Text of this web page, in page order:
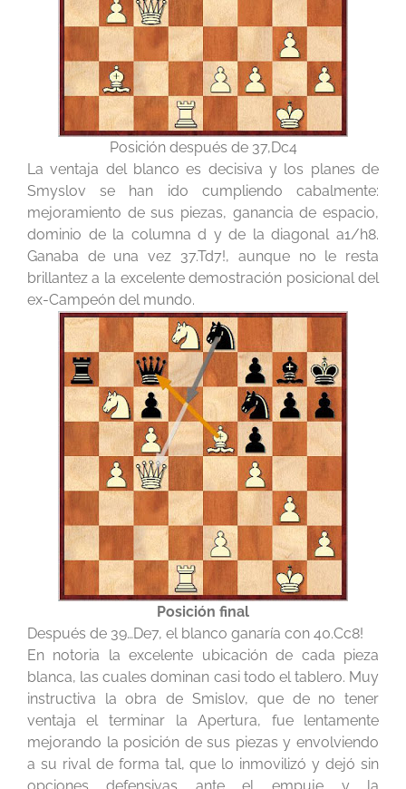
Posición después de 37,Dc4
La ventaja del blanco es decisiva y los planes de
Smyslov se han ido cumpliendo cabalmente:
mejoramiento de sus piezas, ganancia de espacio,
dominio de la columna d y de la diagonal a1/h8.
Ganaba de una vez 37.Td7!, aunque no le resta
brillantez a la excelente demostración posicional del
ex-Campeón del mundo.
Posición final
Después de 39…De7, el blanco ganaría con 40.Cc8!
En notoria la excelente ubicación de cada pieza
blanca, las cuales dominan casi todo el tablero. Muy
instructiva la obra de Smislov, que de no tener
ventaja el terminar la Apertura, fue lentamente
mejorando la posición de sus piezas y envolviendo
a su rival de forma tal, que lo inmovilizó y dejó sin
opciones defensivas ante el empuje y la